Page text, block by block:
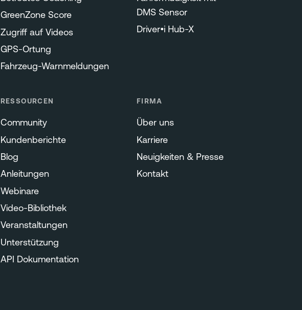
GreenZone Score
Zugriff auf Videos
GPS-Ortung
Fahrzeug-Warnmeldungen
DMS Sensor
Driver•i Hub-X
RESSOURCEN
Community
Kundenberichte
Blog
Anleitungen
Webinare
Video-Bibliothek
Veranstaltungen
Unterstützung
API Dokumentation
FIRMA
Über uns
Karriere
Neuigkeiten & Presse
Kontakt